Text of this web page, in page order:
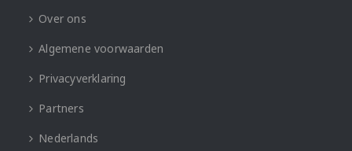
Over ons
Algemene voorwaarden
Privacyverklaring
Partners
Nederlands